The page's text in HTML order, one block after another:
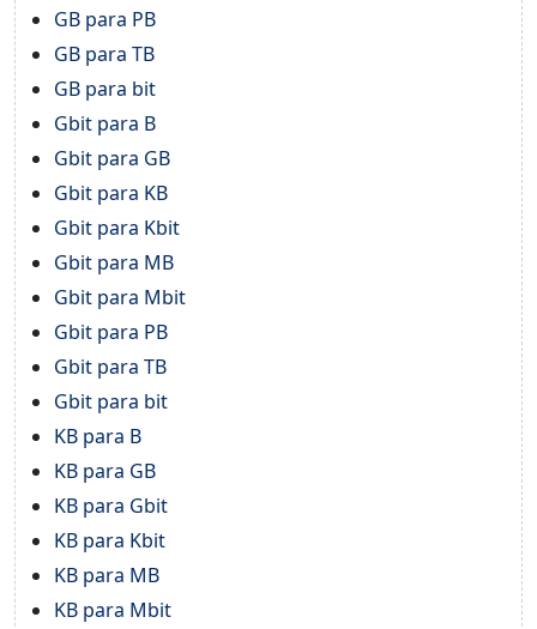
GB para PB
GB para TB
GB para bit
Gbit para B
Gbit para GB
Gbit para KB
Gbit para Kbit
Gbit para MB
Gbit para Mbit
Gbit para PB
Gbit para TB
Gbit para bit
KB para B
KB para GB
KB para Gbit
KB para Kbit
KB para MB
KB para Mbit